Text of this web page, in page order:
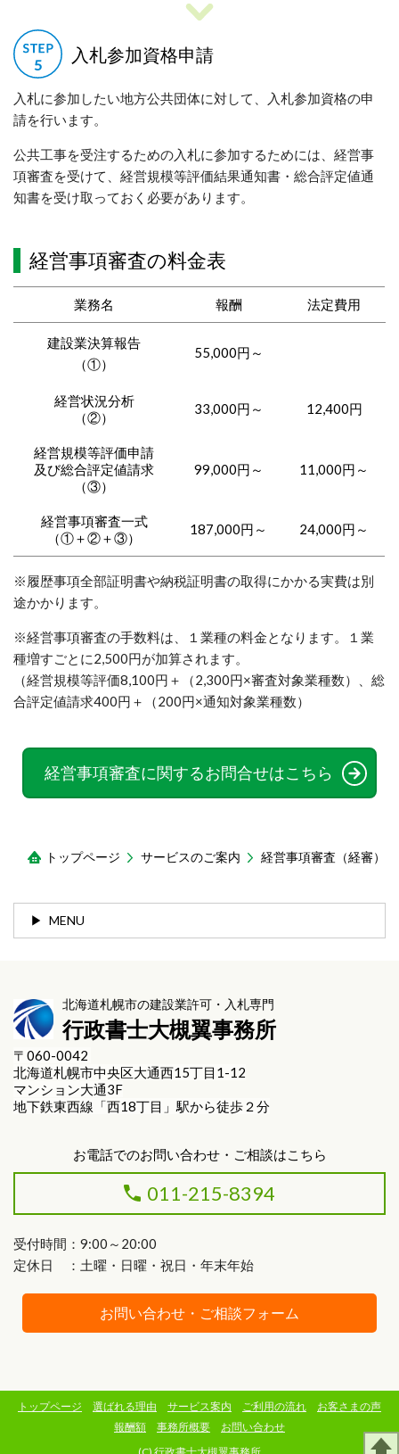
入札参加資格申請
入札に参加したい地方公共団体に対して、入札参加資格の申
請を行います。
公共工事を受注するための入札に参加するためには、経営事
項審査を受けて、経営規模等評価結果通知書・総合評定値通
知書を受け取っておく必要があります。
経営事項審査の料金表
業務名 報酬 法定費用
建設業決算報告
（①）
55,000円～
経営状況分析
（②）
33,000円～ 12,400円
経営規模等評価申請
及び総合評定値請求
（③）
99,000円～ 11,000円～
経営事項審査一式
（①＋②＋③）
187,000円～ 24,000円～
※履歴事項全部証明書や納税証明書の取得にかかる実費は別
途かかります。
※経営事項審査の手数料は、１業種の料金となります。１業
種増すごとに2,500円が加算されます。
（経営規模等評価8,100円＋（2,300円×審査対象業種数）、総
合評定値請求400円＋（200円×通知対象業種数）
経営事項審査に関するお問合せはこちら
トップページ サービスのご案内 経営事項審査（経審）
MENU
北海道札幌市の建設業許可・入札専門
行政書士大槻翼事務所
〒060-0042
北海道札幌市中央区大通西15丁目1-12
マンション大通3F
地下鉄東西線「西18丁目」駅から徒歩２分
お電話でのお問い合わせ・ご相談はこちら
011-215-8394
受付時間：9:00～20:00
定休日 ：土曜・日曜・祝日・年末年始
お問い合わせ・ご相談フォーム
トップページ 選ばれる理由 サービス案内 ご利用の流れ
お客さまの声
報酬額
事務所概要 お問い合わせ